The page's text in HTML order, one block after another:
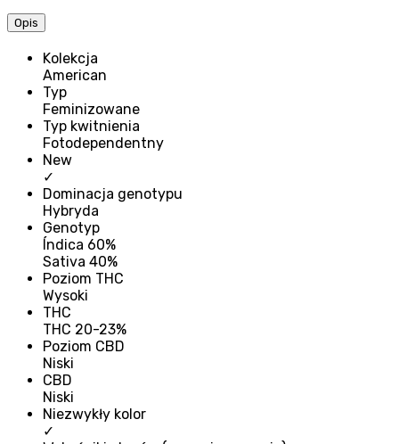
Opis
Kolekcja
American
Typ
Feminizowane
Typ kwitnienia
Fotodependentny
New
✓
Dominacja genotypu
Hybryda
Genotyp
Índica 60%
Sativa 40%
Poziom THC
Wysoki
THC
THC 20-23%
Poziom CBD
Niski
CBD
Niski
Niezwykły kolor
✓